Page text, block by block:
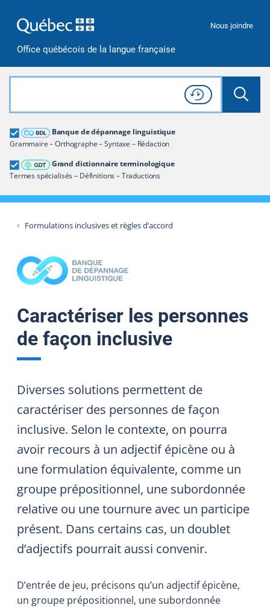
Office québécois de la langue française
Nous joindre
Rechercher dans tout le site
Lancer
Consulter l'
Historique
de recherche
Banque de dépannage linguistique
Grammaire – Orthographe – Syntaxe – Rédaction
Grand dictionnaire terminologique
Termes spécialisés – Définitions – Traductions
Grand dictionnaire terminologique
Restreindre aux termes
Formulations inclusives et règles d’accord
Caractériser les personnes
de façon inclusive
Diverses solutions permettent de
caractériser des personnes de façon
inclusive. Selon le contexte, on pourra
avoir recours à un adjectif épicène ou à
une formulation équivalente, comme un
groupe prépositionnel, une subordonnée
relative ou une tournure avec un participe
présent. Dans certains cas, un doublet
d’adjectifs pourrait aussi convenir.
D’entrée de jeu, précisons qu’un adjectif épicène,
un groupe prépositionnel, une subordonnée